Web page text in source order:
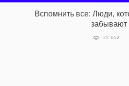
Вспомнить все: Люди,
забывают
22 652